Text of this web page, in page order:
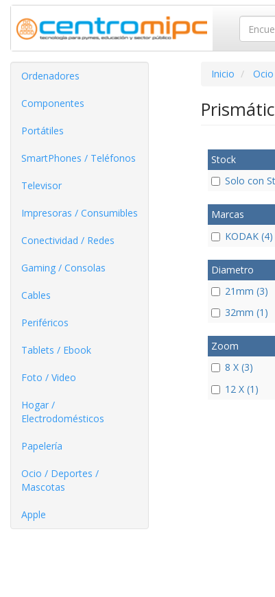
Ordenadores
Componentes
Portátiles
SmartPhones / Teléfonos
Televisor
Impresoras / Consumibles
Conectividad / Redes
Gaming / Consolas
Cables
Periféricos
Tablets / Ebook
Foto / Video
Hogar /
Electrodomésticos
Papelería
Ocio / Deportes /
Mascotas
Apple
Inicio
Stock
Solo con
Marcas
KODAK (4)
Diametro
21mm (3)
32mm (1)
Zoom
8 X (3)
12 X (1)